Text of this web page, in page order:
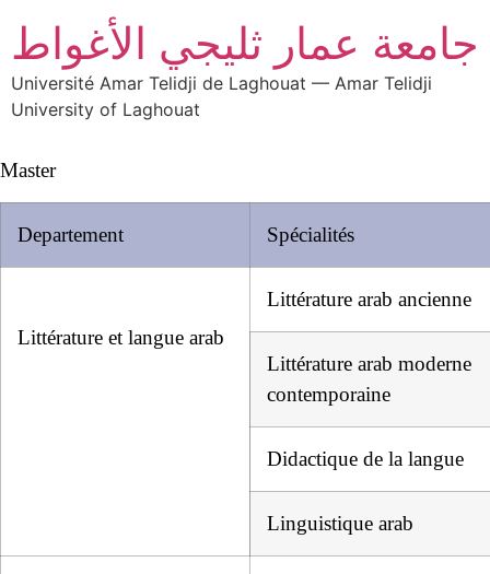
جامعة عمار ثليجي الأغواط
Université Amar Telidji de Laghouat — Amar Telidji
University of Laghouat
Master
Departement Spécialités
Littérature et langue arab
Littérature arab ancienne
Littérature arab moderne
contemporaine
Didactique de la langue
Linguistique arab